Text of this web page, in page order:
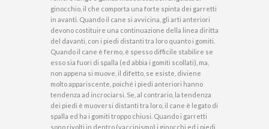
ginocchio, il che comporta una forte spinta dei garretti
in avanti. Quando il cane si avvicina, gli arti anteriori
devono costituire una continuazione della linea diritta
del davanti, con i piedi distanti tra loro quanto i gomiti.
Quando il cane è fermo, è spesso difficile stabilire se
esso sia fuori di spalla (ed abbia i gomiti scollati), ma,
non appena si muove, il difetto, se esiste, diviene
molto appariscente, poiché i piedi anteriori hanno
tendenza ad incrociarsi. Se, al contrario, la tendenza
dei piedi è muoversi distanti tra loro, il cane è legato di
spalla ed ha i gomiti troppo chiusi. Quando i garretti
sono rivolti in dentro (vaccinismo) i ginocchi ed i piedi